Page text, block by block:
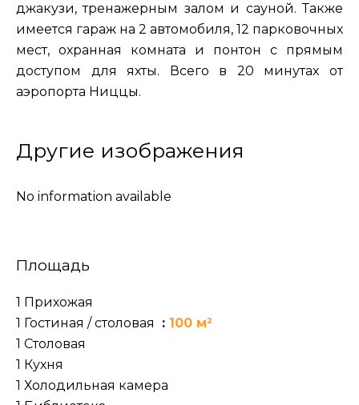
джакузи, тренажерным залом и сауной. Также
имеется гараж на 2 автомобиля, 12 парковочных
мест, охранная комната и понтон с прямым
доступом для яхты. Всего в 20 минутах от
аэропорта Ниццы.
Другие изображения
No information available
Площадь
1 Прихожая
1 Гостиная / столовая
100 м²
1 Столовая
1 Кухня
1 Холодильная камера